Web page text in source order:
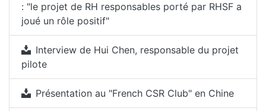
: "le projet de RH responsables porté par RHSF a
joué un rôle positif"
Interview de Hui Chen, responsable du projet
pilote
Présentation au "French CSR Club" en Chine